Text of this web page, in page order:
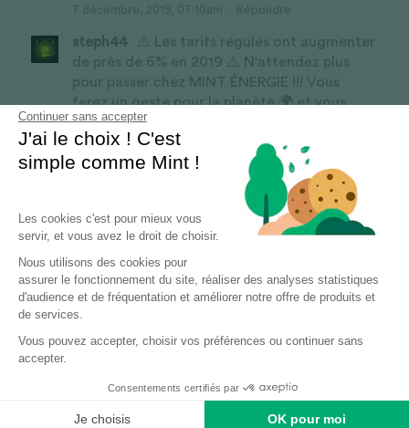
Continuer sans accepter
J'ai le choix ! C'est
simple comme Mint !
Les cookies c'est pour mieux vous
servir, et vous avez le droit de choisir.
Nous utilisons des cookies pour
assurer le fonctionnement du site, réaliser des analyses statistiques
d'audience et de fréquentation et améliorer notre offre de produits et
de services.
Vous pouvez accepter, choisir vos préférences ou continuer sans
accepter.
Consentements certifiés par
Je choisis OK pour moi
steph44
⚠️ Les tarifs régulés ont augmenter
de près de 6% en 2019 ⚠️ N'attendez plus
pour passer chez MINT ÉNERGIE !!! Vous
ferez un geste pour la planète 🌍 et vous
allègerez votre budget 💶 J'ai rejoint MINT
ÉNERGIE il y a quelques mois pour leur
démarche écologique et évidemment pour
Lire plus
Répondre
Annuler
Posts Site Mint